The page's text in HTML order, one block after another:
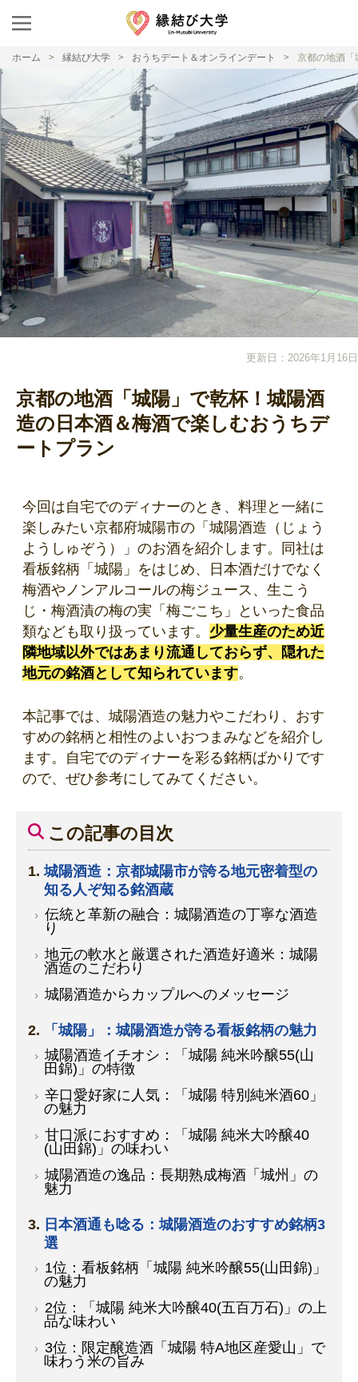
ホーム 縁結び大学 おうちデート＆オンラインデート 京都の地酒「
更新日：2026年1月16日
京都の地酒「城陽」で乾杯！城陽酒
造の日本酒＆梅酒で楽しむおうちデ
ートプラン
今回は自宅でのディナーのとき、料理と一緒に
楽しみたい京都府城陽市の「城陽酒造（じょう
ようしゅぞう）」のお酒を紹介します。同社は
看板銘柄「城陽」をはじめ、日本酒だけでなく
梅酒やノンアルコールの梅ジュース、生こう
じ・梅酒漬の梅の実「梅ごこち」といった食品
類なども取り扱っています。 少量生産のため近
隣地域以外ではあまり流通しておらず、隠れた
地元の銘酒として知られています。
本記事では、城陽酒造の魅力やこだわり、おす
すめの銘柄と相性のよいおつまみなどを紹介し
ます。自宅でのディナーを彩る銘柄ばかりです
ので、ぜひ参考にしてみてください。
この記事の目次
城陽酒造：京都城陽市が誇る地元密着型の
知る人ぞ知る銘酒蔵
伝統と革新の融合：城陽酒造の丁寧な酒造
り
地元の軟水と厳選された酒造好適米：城陽
酒造のこだわり
城陽酒造からカップルへのメッセージ
「城陽」：城陽酒造が誇る看板銘柄の魅力
城陽酒造イチオシ：「城陽 純米吟醸55(山
田錦)」の特徴
辛口愛好家に人気：「城陽 特別純米酒60」
の魅力
甘口派におすすめ：「城陽 純米大吟醸40
(山田錦)」の味わい
城陽酒造の逸品：長期熟成梅酒「城州」の
魅力
日本酒通も唸る：城陽酒造のおすすめ銘柄3
選
1位：看板銘柄「城陽 純米吟醸55(山田錦)」
の魅力
2位：「城陽 純米大吟醸40(五百万石)」の上
品な味わい
3位：限定醸造酒「城陽 特A地区産愛山」で
味わう米の旨み